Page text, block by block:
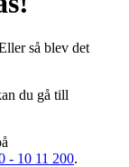
så blev det
du gå till
- 10 11 200.